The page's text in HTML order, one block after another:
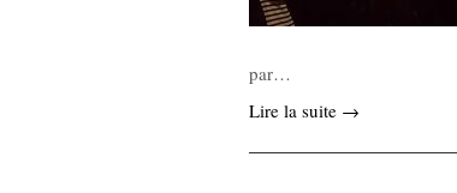
par…
Lire la suite →